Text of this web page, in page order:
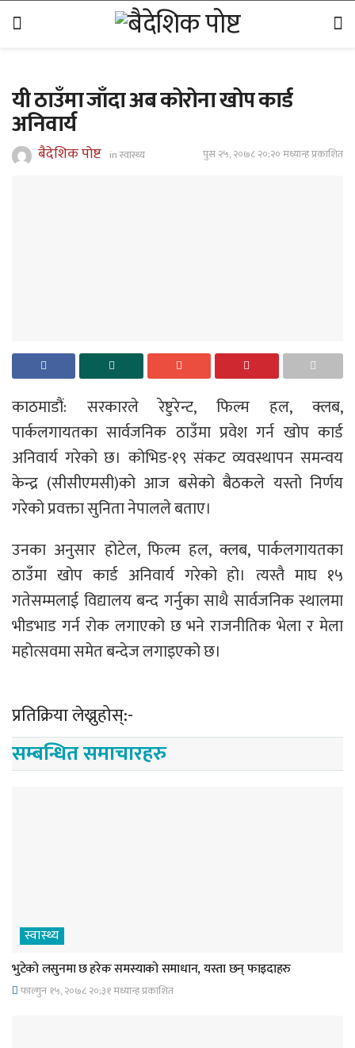
यी ठाउँमा जाँदा अब कोरोना खोप कार्ड
अनिवार्य
बैदेशिक पोष्ट inस्वास्थ्य पुस २५, २०७८ २०;२० मध्यान्ह प्रकाशित
काठमाडौं: सरकारले रेष्टुरेन्ट, फिल्म हल, क्लब,
पार्कलगायतका सार्वजनिक ठाउँमा प्रवेश गर्न खोप कार्ड
अनिवार्य गरेको छ। कोभिड-१९ संकट व्यवस्थापन समन्वय
केन्द्र (सीसीएमसी)को आज बसेको बैठकले यस्तो निर्णय
गरेको प्रवक्ता सुनिता नेपालले बताए।
उनका अनुसार होटेल, फिल्म हल, क्लब, पार्कलगायतका
ठाउँमा खोप कार्ड अनिवार्य गरेको हो। त्यस्तै माघ १५
गतेसम्मलाई विद्यालय बन्द गर्नुका साथै सार्वजनिक स्थालमा
भीडभाड गर्न रोक लगाएको छ भने राजनीतिक भेला र मेला
महोत्सवमा समेत बन्देज लगाइएको छ।
प्रतिक्रिया लेख्नुहोस्:-
सम्बन्धित समाचारहरु
स्वास्थ्य
भुटेको लसुनमा छ हरेक समस्याको समाधान, यस्ता छन् फाइदाहरु
फाल्गुन १५, २०७८ २०;३१ मध्यान्ह प्रकाशित